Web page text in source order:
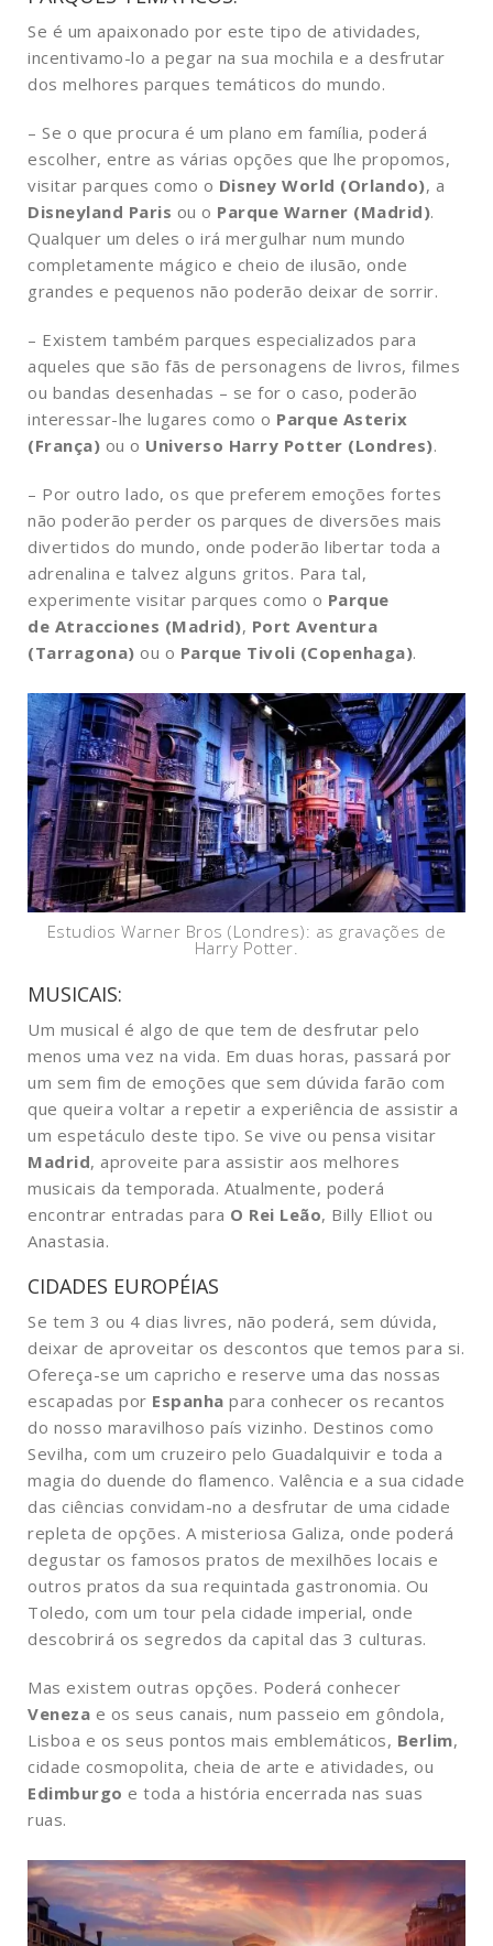
Se é um apaixonado por este tipo de atividades,
incentivamo-lo a pegar na sua mochila e a desfrutar
dos melhores parques temáticos do mundo.
– Se o que procura é um plano em família, poderá
escolher, entre as várias opções que lhe propomos,
visitar parques como o Disney World (Orlando), a
Disneyland Paris ou o Parque Warner (Madrid).
Qualquer um deles o irá mergulhar num mundo
completamente mágico e cheio de ilusão, onde
grandes e pequenos não poderão deixar de sorrir.
– Existem também parques especializados para
aqueles que são fãs de personagens de livros, filmes
ou bandas desenhadas – se for o caso, poderão
interessar-lhe lugares como o Parque Asterix
(França) ou o Universo Harry Potter (Londres).
– Por outro lado, os que preferem emoções fortes
não poderão perder os parques de diversões mais
divertidos do mundo, onde poderão libertar toda a
adrenalina e talvez alguns gritos. Para tal,
experimente visitar parques como o Parque
de Atracciones (Madrid), Port Aventura
(Tarragona) ou o Parque Tivoli (Copenhaga).
Estudios Warner Bros (Londres): as gravações de
Harry Potter.
MUSICAIS:
Um musical é algo de que tem de desfrutar pelo
menos uma vez na vida. Em duas horas, passará por
um sem fim de emoções que sem dúvida farão com
que queira voltar a repetir a experiência de assistir a
um espetáculo deste tipo. Se vive ou pensa visitar
Madrid, aproveite para assistir aos melhores
musicais da temporada. Atualmente, poderá
encontrar entradas para O Rei Leão, Billy Elliot ou
Anastasia.
CIDADES EUROPÉIAS
Se tem 3 ou 4 dias livres, não poderá, sem dúvida,
deixar de aproveitar os descontos que temos para si.
Ofereça-se um capricho e reserve uma das nossas
escapadas por Espanha para conhecer os recantos
do nosso maravilhoso país vizinho. Destinos como
Sevilha, com um cruzeiro pelo Guadalquivir e toda a
magia do duende do flamenco. Valência e a sua cidade
das ciências convidam-no a desfrutar de uma cidade
repleta de opções. A misteriosa Galiza, onde poderá
degustar os famosos pratos de mexilhões locais e
outros pratos da sua requintada gastronomia. Ou
Toledo, com um tour pela cidade imperial, onde
descobrirá os segredos da capital das 3 culturas.
Mas existem outras opções. Poderá conhecer
Veneza e os seus canais, num passeio em gôndola,
Lisboa e os seus pontos mais emblemáticos, Berlim,
cidade cosmopolita, cheia de arte e atividades, ou
Edimburgo e toda a história encerrada nas suas
ruas.